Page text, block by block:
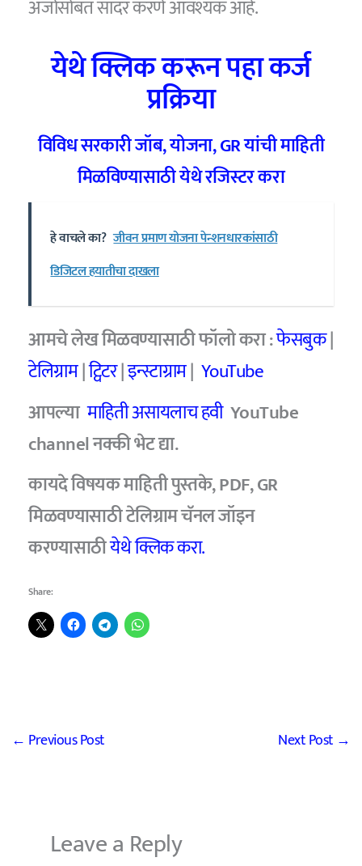
अर्जासोबत सादर करणे आवश्यक आहे.
येथे क्लिक करून पहा कर्ज
प्रक्रिया
विविध सरकारी जॉब,योजना, GRयांची माहिती
मिळविण्यासाठी येथे रजिस्टर करा
हे वाचले का? जीवन प्रमाण योजना पेन्शनधारकांसाठी
डिजिटल हयातीचा दाखला
आमचेलेख मिळवण्यासाठी फॉलो करा :फेसबुक|
टेलिग्राम|ट्विटर|इन्स्टाग्राम| YouTube
आपल्या माहिती असायलाच हवी YouTube
channelनक्की भेट द्या.
कायदे विषयक माहिती पुस्तके, PDF, GR
मिळवण्यासाठी टेलिग्राम चॅनल जॉइन
करण्यासाठीयेथे क्लिक करा.
Share:
← Previous Post Next Post →
Leave a Reply